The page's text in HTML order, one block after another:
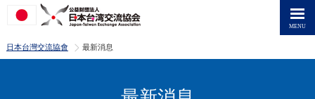
日本台灣交流協會 >
最新消息